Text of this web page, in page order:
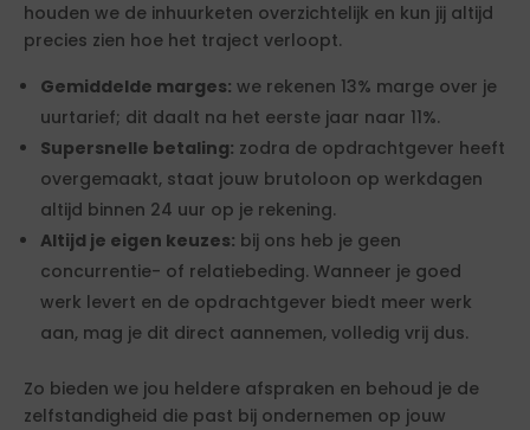
houden we de inhuurketen overzichtelijk en kun jij altijd
precies zien hoe het traject verloopt.
Gemiddelde marges: we rekenen 13% marge over je
uurtarief; dit daalt na het eerste jaar naar 11%.
Supersnelle betaling: zodra de opdrachtgever heeft
overgemaakt, staat jouw brutoloon op werkdagen
altijd binnen 24 uur op je rekening.
Altijd je eigen keuzes: bij ons heb je geen
concurrentie- of relatiebeding. Wanneer je goed
werk levert en de opdrachtgever biedt meer werk
aan, mag je dit direct aannemen, volledig vrij dus.
Zo bieden we jou heldere afspraken en behoud je de
zelfstandigheid die past bij ondernemen op jouw